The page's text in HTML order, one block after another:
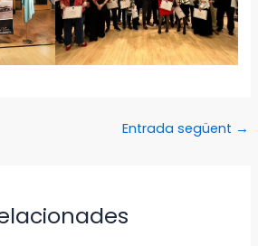
Entrada següent →